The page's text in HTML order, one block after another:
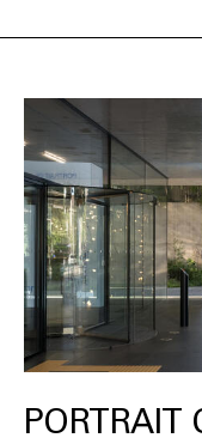
PORTRAIT